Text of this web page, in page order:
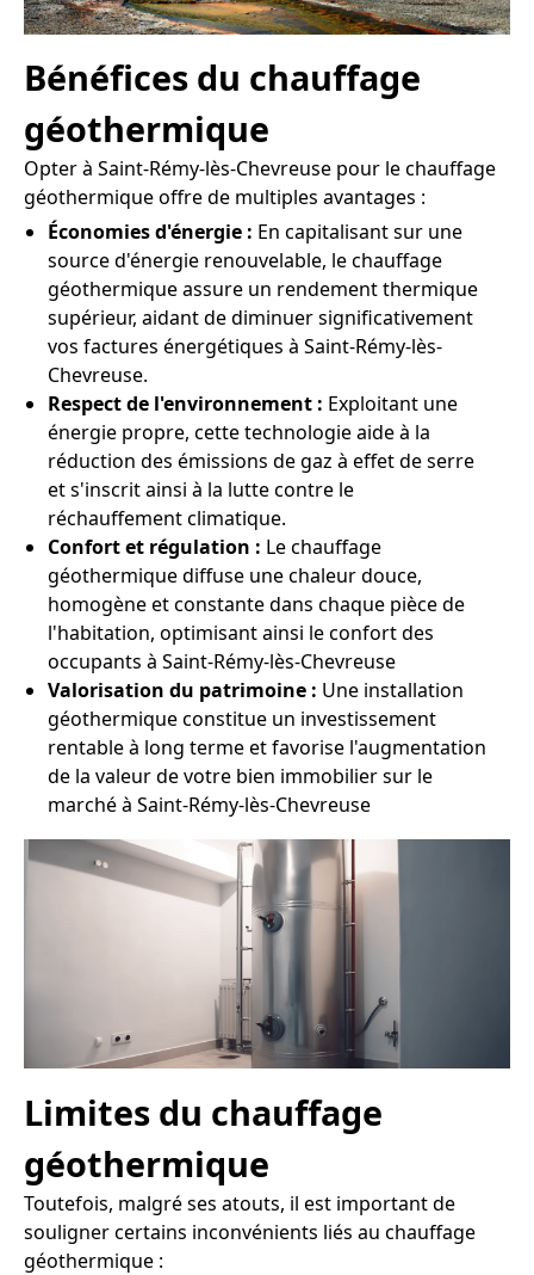
Bénéfices du chauffage
géothermique
Opter à Saint-Rémy-lès-Chevreuse pour le chauffage
géothermique offre de multiples avantages :
Économies d'énergie : En capitalisant sur une
source d'énergie renouvelable, le chauffage
géothermique assure un rendement thermique
supérieur, aidant de diminuer significativement
vos factures énergétiques à Saint-Rémy-lès-
Chevreuse.
Respect de l'environnement : Exploitant une
énergie propre, cette technologie aide à la
réduction des émissions de gaz à effet de serre
et s'inscrit ainsi à la lutte contre le
réchauffement climatique.
Confort et régulation : Le chauffage
géothermique diffuse une chaleur douce,
homogène et constante dans chaque pièce de
l'habitation, optimisant ainsi le confort des
occupants à Saint-Rémy-lès-Chevreuse
Valorisation du patrimoine : Une installation
géothermique constitue un investissement
rentable à long terme et favorise l'augmentation
de la valeur de votre bien immobilier sur le
marché à Saint-Rémy-lès-Chevreuse
Limites du chauffage
géothermique
Toutefois, malgré ses atouts, il est important de
souligner certains inconvénients liés au chauffage
géothermique :